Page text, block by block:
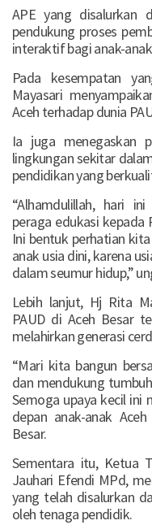
APE yang disalurkan
pendukung proses
interaktif bagi anak-
Pada kesempatan
Mayasari
Aceh terhadap dunia
Ia juga menegaskan
lingkungan sekitar
pendidikan yang
“Alhamdulillah, hari
peraga edukasi kepada
Ini bentuk perhatian
anak usia dini, karena
dalam seumur hidup,”
Lebih lanjut, Hj Rita
PAUD di Aceh Besar
melahirkan generasi
“Mari kita bangun
dan mendukung
Semoga upaya kecil ini
depan anak-anak
Besar.
Sementara itu, Ketua
Jauhari Efendi MPd,
yang telah disalurkan
oleh tenaga pendidik.